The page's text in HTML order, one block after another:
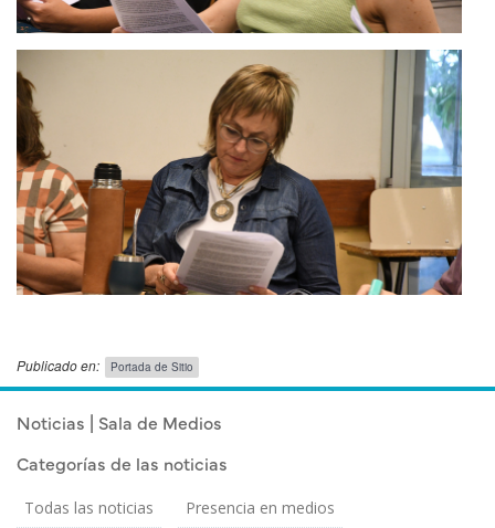
Noticias | Sala de Medios
Categorías de las noticias
Todas las noticias
Presencia en medios
Publicado en: Portada de Sitio
Publicado el Martes 26 Noviembre, 2024